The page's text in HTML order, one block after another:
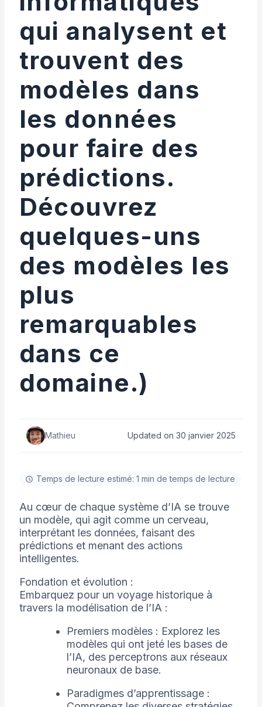
qui analysent et
trouvent des
modèles dans
les données
pour faire des
prédictions.
Découvrez
quelques-uns
des modèles les
plus
remarquables
dans ce
domaine.)
Mathieu Updated on 30 janvier 2025
Temps de lecture estimé: 1 min de temps de lecture
Au cœur de chaque système d’IA se trouve
un modèle, qui agit comme un cerveau,
interprétant les données, faisant des
prédictions et menant des actions
intelligentes.
Fondation et évolution :
Embarquez pour un voyage historique à
travers la modélisation de l’IA :
Premiers modèles : Explorez les
modèles qui ont jeté les bases de
l’IA, des perceptrons aux réseaux
neuronaux de base.
Paradigmes d’apprentissage :